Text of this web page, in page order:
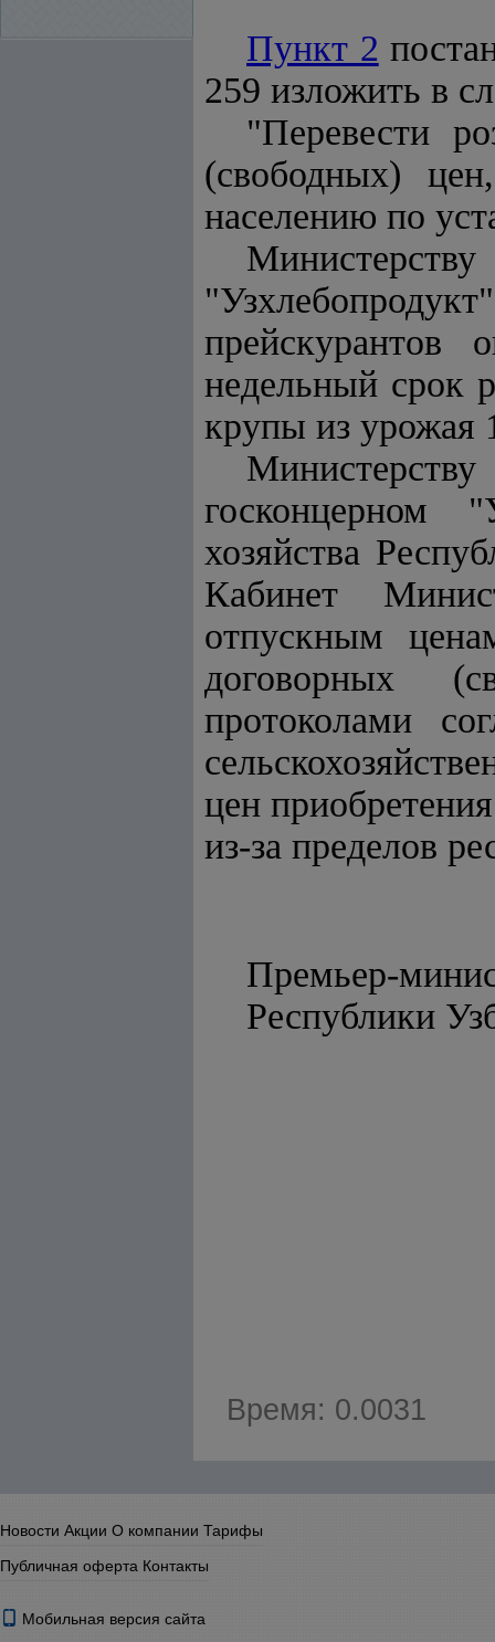
Пункт 2
259 изложить в
"Перевести
(свободных)
населению по
прейскурантов
недельный срок
крупы из урожая
госконцерном
хозяйства
Кабинет
отпускным
договорных
протоколами
цен
из-за пределов
Премьер-
Время: 0.0031
Новости Акции О компании Тарифы
Публичная оферта Контакты
Мобильная версия сайта